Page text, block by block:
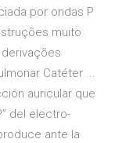
por ondas P
muito
Catéter ...
auricular que
del electro-
ante la